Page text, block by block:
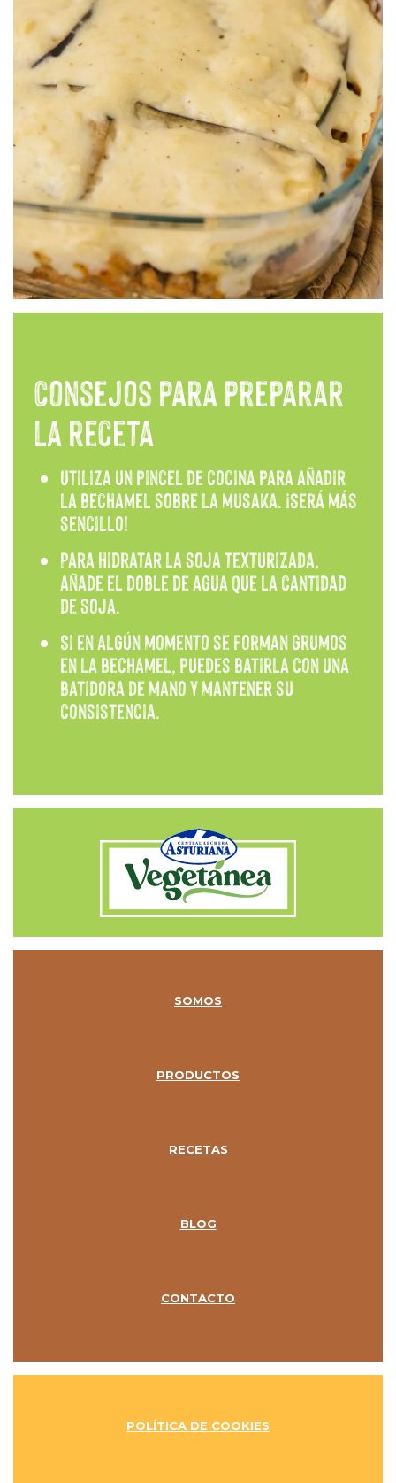
Consejos para preparar
la receta
Utiliza un pincel de cocina para añadir
la bechamel sobre la musaka. ¡Será más
sencillo!
Para hidratar la soja texturizada,
añade el doble de agua que la cantidad
de soja.
Si en algún momento se forman grumos
en la bechamel, puedes batirla con una
batidora de mano y mantener su
consistencia.
SOMOS
PRODUCTOS
RECETAS
BLOG
CONTACTO
POLÍTICA DE COOKIES